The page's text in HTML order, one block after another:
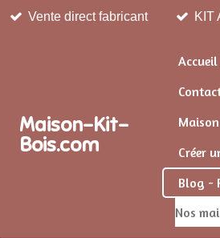
Vente direct fabricant KIT
Maison-Kit-
Bois.com
Accueil
Créer
Blog -
Nos